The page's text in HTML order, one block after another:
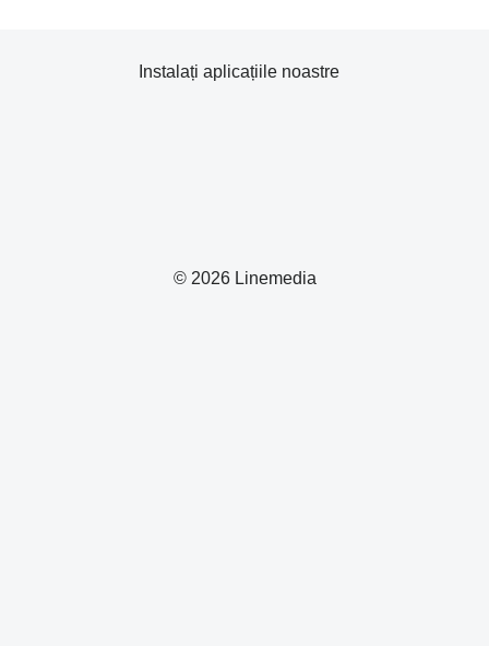
© 2026 Linemedia
Instalați aplicațiile noastre